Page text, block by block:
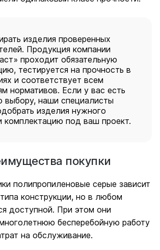
изделия проверенных
Продукция компании
проходит обязательную
тестируется на прочность в
и соответствует всем
нормативов. Если у вас есть
выбору, наши специалисты
изделия нужного
комплектацию под ваш проект.
покупки
полипропиленовые серые зависит
конструкции, но в любом
доступной. При этом они
бесперебойную работу
на обслуживание.